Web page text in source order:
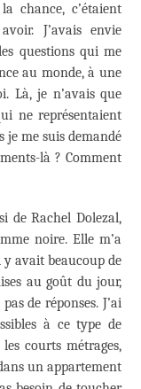
chance, c’étaient
J’avais envie
questions qui me
au monde, à une
Là, je n’avais que
ne représentaient
je me suis demandé
là ? Comment
de Rachel Dolezal,
noire. Elle m’a
y avait beaucoup de
au goût du jour,
de réponses. J’ai
à ce type de
courts métrages,
un appartement